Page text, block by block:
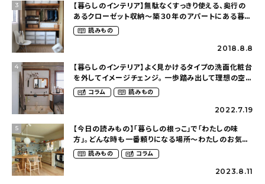
3
【暮らしのインテリア】無駄なくすっきり使える、奥行の
あるクローゼット収納〜築３０年のアパートにある暮ら
し（mari_ppe_さん）
読みもの
2018.8.8
4
【暮らしのインテリア】よく見かけるタイプの洗面化粧台
を外してイメージチェンジ。 一歩踏み出して理想の空間
へ〜築１２年の建売住宅をDIYする暮らし
（asasa0509さん）
コラム 読みもの
2022.7.19
5
【今日の読みもの】「暮らしの根っこ」で「わたしの味
方」。どんな時も一番頼りになる場所〜わたしのお気に
入りのキッチン（posocotoさん）
読みもの コラム
2023.8.11